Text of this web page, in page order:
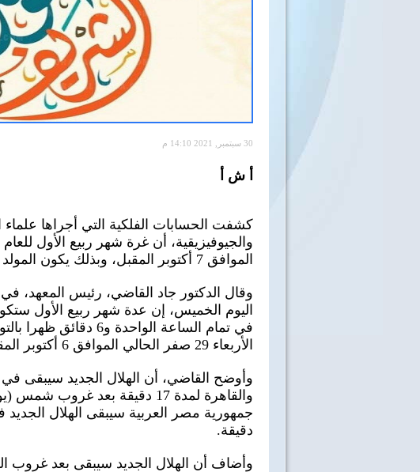
30 سبتمبر, 2021 14:10 م
أ ش أ
كشفت الحسابات الفلكية التي أجراها علماء
الموافق 7 أكتوبر المقبل، وبذلك يكون المولد النبوي الشريف يوم 18 أكتوبر.
وقال الدكتور جاد القاضي، رئيس المعهد،
في تمام الساعة الواحدة
الأربعاء 29 صفر الحالي الموافق 6 أكتوبر المقبل (يوم الرؤية).
والقاهرة لمدة 17 دقيقة بعد
دقيقة.
وأضاف أن الهلال الجديد سيبقى بعد غروب